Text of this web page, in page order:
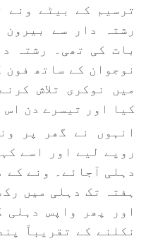
ترسیم کے بیٹے ونے
رشتہ دار سے بیرون
بات کی تھی۔ رشتہ
نوجوان کے ساتھ
میں نوکری تلاش
کیا اور تیسرے دن اس
انہوں نے گھر پر
روپے لیے اور اسے
دہلی آجائے۔ ونے کے
ہفتہ تک دہلی میں
اور پھر واپس
نکلنے کے تقریباً